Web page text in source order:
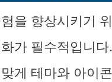
을 향상시키기
가 필수적입니다
게 테마와 아이